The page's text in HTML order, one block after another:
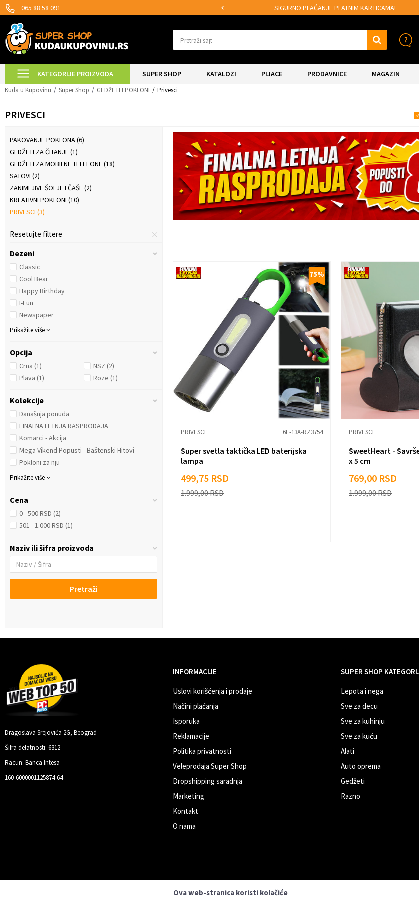
065 88 58 091 SIGURNO PLAĆANJE PLATNIM KARTICAMA!
Pretraži sajt
KATEGORIJE PROIZVODA SUPER SHOP KATALOZI PIJACE PRODAVNICE MAGAZIN
Kuda u Kupovinu Super Shop GEDŽETI I POKLONI Privesci
PRIVESCI
PAKOVANJE POKLONA(6)
GEDŽETI ZA ČITANJE(1)
GEDŽETI ZA MOBILNE TELEFONE(18)
SATOVI (2)
ZANIMLJIVE ŠOLJE I ČAŠE(2)
KREATIVNI POKLONI (10)
PRIVESCI (3)
Resetujte filtere
Dezeni
Classic
Cool Bear
Happy Birthday
I-Fun
Newspaper
Prikažite više
Opcija
Crna (1) NSZ (2)
Plava (1) Roze (1)
Kolekcije
Današnja ponuda
FINALNA LETNJA RASPRODAJA
Komarci - Akcija
Mega Vikend Popusti - Baštenski Hitovi
Pokloni za nju
Prikažite više
Cena
0 - 500 RSD (2)
501 - 1.000 RSD (1)
Naziv ili šifra proizvoda
Pretraži
75%
PRIVESCI 6E-13A-RZ3754
Super svetla taktička LED baterijska
lampa
499,75 RSD
1.999,00RSD
PRIVESCI
SweetHeart -
x 5 cm
769,00 RSD
1.999,00RSD
Dragoslava Srejovića 2G, Beograd
Šifra delatnosti: 6312
Racun: Banca Intesa
160-6000001125874-64
INFORMACIJE
Uslovi korišćenja i prodaje
Načini plaćanja
Isporuka
Reklamacije
Politika privatnosti
Veleprodaja Super Shop
Dropshipping saradnja
Marketing
Kontakt
O nama
SUPER SHOP
Lepota i nega
Sve za decu
Sve za kuhinju
Sve za kuću
Alati
Auto oprema
Gedžeti
Razno
Ova web-stranica koristi kolačiće